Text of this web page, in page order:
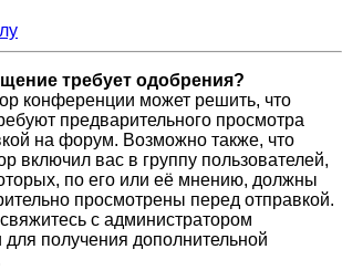
требует одобрения?
конференции может решить, что
предварительного просмотра
на форум. Возможно также, что
включил вас в группу пользователей,
по его или её мнению, должны
просмотрены перед отправкой.
с администратором
получения дополнительной